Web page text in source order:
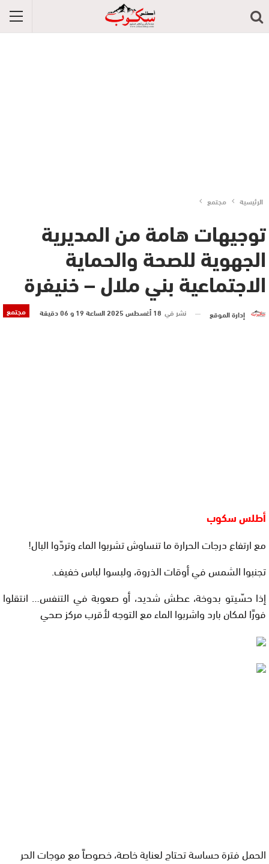
الرئيسية مجتمع
توجيهات هامة من المديرية
الجهوية للصحة والحماية
الاجتماعية بني ملال – خنيفرة
مجتمع إدارة الموقع نشر في 18 أغسطس 2025 الساعة 19 و 06 دقيقة
أطلس سكوب
مع ارتفاع درجات الحرارة ما تنساوش تشربوا الماء وتردّوا البال!
تجنبوا الشمس في أوقات الذروة، ولبسوا لباس خفيف.
إذا حسّيتو بدوخة، عطش شديد، أو صعوبة في التنفس… انتقلوا
فورًا لمكان بارد واشربوا الماء مع التوجه لأقرب مركز صحي
الحمل فترة حساسة تحتاج لعناية خاصة، خصوصاً مع موجات الحر